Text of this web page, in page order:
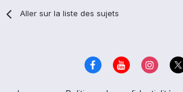
Aller sur la liste des sujets